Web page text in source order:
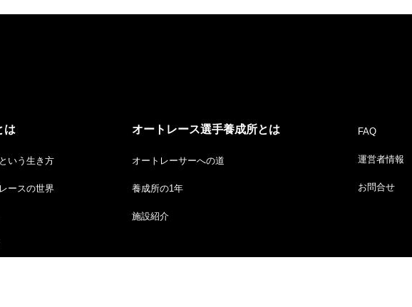
は
いう生き方
ースの世界
オートレース選手養成所とは
オートレーサーへの道
養成所の1年
施設紹介
FAQ
運営者情報
お問合せ